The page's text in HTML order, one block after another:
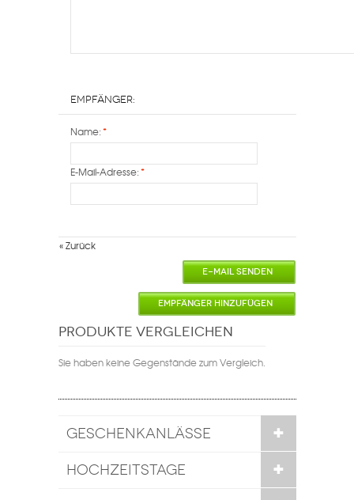
Empfänger:
*
Name:
*
E-Mail-Adresse:
«Zurück
E-MAIL SENDEN
EMPFÄNGER HINZUFÜGEN
PRODUKTE VERGLEICHEN
Sie haben keine Gegenstände zum Vergleich.
GESCHENKANLÄSSE
HOCHZEITSTAGE